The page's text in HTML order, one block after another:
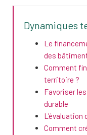
Dynamiques
Le
des
Comment
territoire ?
Favoriser
durable
L'évaluation
Comment